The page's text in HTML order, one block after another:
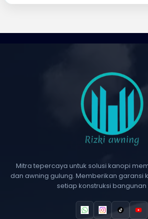
Mitra tepercaya untuk solusi kanopi
dan awning gulung. Memberikan garansi
setiap konstruksi bangunan